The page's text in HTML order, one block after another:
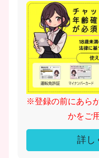
※登録の前にあら
かをご
詳し